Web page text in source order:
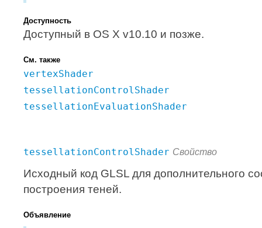
Доступность
Доступный в OS X v10.10 и позже.
См. также
vertexShader
tessellationControlShader
tessellationEvaluationShader
tessellationControlShader Свойство
Исходный код GLSL для дополнительного
построения теней.
Объявление